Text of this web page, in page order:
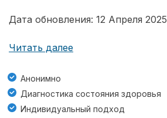
Дата обновления: 12 Апреля 2025
Читать далее
Анонимно
Диагностика состояния здоровья
Индивидуальный подход